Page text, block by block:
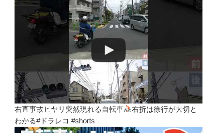
右直事故ヒヤリ突然現れる自転車
右折は徐行が大切と
わかる#ドラレコ #shorts